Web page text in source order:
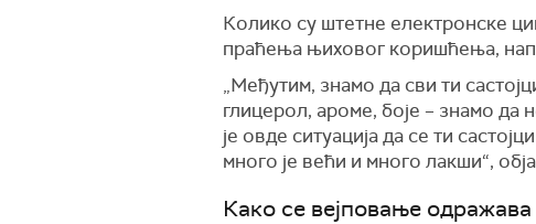
Колико су штетне електронске
праћења њиховог коришћења,
„Међутим, знамо да сви ти
глицерол, ароме, боје – знамо да
је овде ситуација да се ти
много је већи и много лакши“,
Како се вејповање